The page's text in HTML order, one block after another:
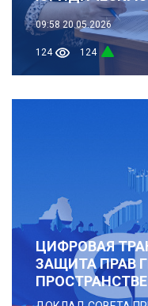
09:58 20.05.2026
124 124
ЦИФРОВАЯ
ЗАЩИТА ПРАВ
ПРОСТРАНСТВЕ